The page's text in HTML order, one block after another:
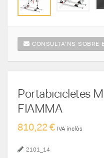
CONSULTA'NS SOBRE
Portabicicletes
FIAMMA
810,22 € IVA inclòs
2101_14